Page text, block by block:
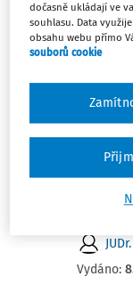
Ing.
Vydáno:
dočasně ukládají ve
souhlasu. Data
obsahu webu přímo
souborů cookie